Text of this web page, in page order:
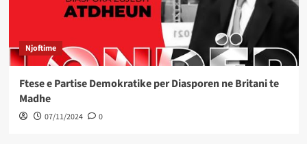
Njoftime
Ftese e Partise Demokratike per Diasporen ne Britani te
Madhe
07/11/2024 0